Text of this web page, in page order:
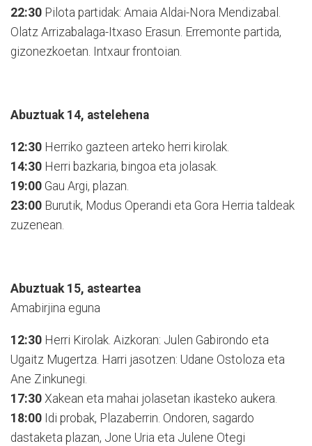
22:30 Pilota partidak: Amaia Aldai-Nora Mendizabal.
Olatz Arrizabalaga-Itxaso Erasun. Erremonte partida,
gizonezkoetan. Intxaur frontoian.
Abuztuak 14, astelehena
12:30 Herriko gazteen arteko herri kirolak.
14:30 Herri bazkaria, bingoa eta jolasak.
19:00 Gau Argi, plazan.
23:00 Burutik, Modus Operandi eta Gora Herria taldeak
zuzenean.
Abuztuak 15, asteartea
Amabirjina eguna
12:30 Herri Kirolak. Aizkoran: Julen Gabirondo eta
Ugaitz Mugertza. Harri jasotzen: Udane Ostoloza eta
Ane Zinkunegi.
17:30 Xakean eta mahai jolasetan ikasteko aukera.
18:00 Idi probak, Plazaberrin. Ondoren, sagardo
dastaketa plazan, Jone Uria eta Julene Otegi